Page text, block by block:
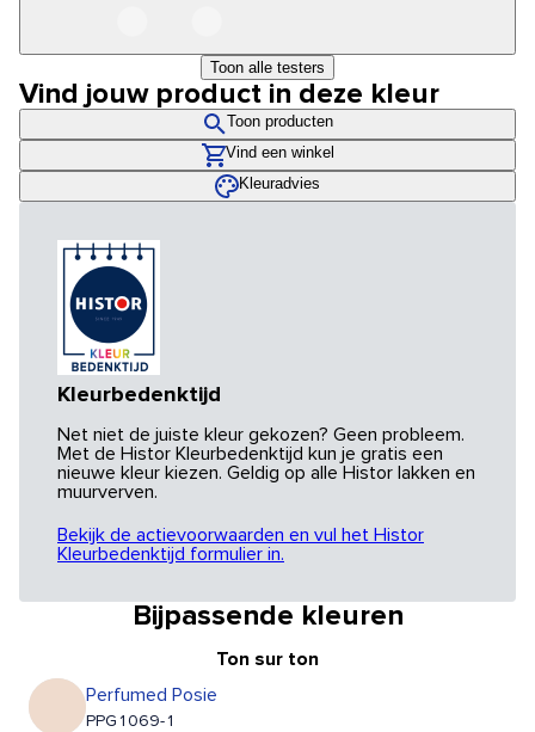
Toon alle testers
Vind jouw product in deze kleur
Toon producten
Vind een winkel
Kleuradvies
Kleurbedenktijd
Net niet de juiste kleur gekozen? Geen probleem.
Met de Histor Kleurbedenktijd kun je gratis een
nieuwe kleur kiezen. Geldig op alle Histor lakken en
muurverven.
Bekijk de actievoorwaarden en vul het Histor
Kleurbedenktijd formulier in.
Bijpassende kleuren
Ton sur ton
Perfumed Posie
PPG1069-1